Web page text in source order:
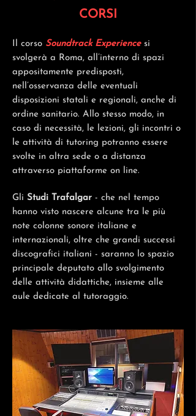
CORSI
Il corso Soundtrack Experiencesi
svolgerà a Roma, all’interno di spazi
appositamente predisposti,
nell’osservanza delle eventuali
disposizioni statali e regionali, anche di
ordine sanitario. Allo stesso modo, in
caso di necessità, le lezioni, gli incontri o
le attività di tutoring potranno essere
svolte in altra sede o a distanza
attraverso piattaforme on line.
Gli Studi Trafalgar - che nel tempo
hanno visto nascere alcune tra le più
note colonne sonore italiane e
internazionali, oltre che grandi successi
discografici italiani - saranno lo spazio
principale deputato allo svolgimento
delle attività didattiche, insieme alle
aule dedicate al tutoraggio.